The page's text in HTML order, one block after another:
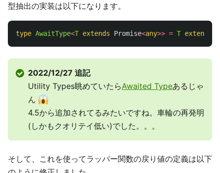
型抽出の実装は以下になります。
type AwaitType<T extends Promise<any>> = T extends
2022/12/27 追記
Utility Types眺めていたらAwaited Typeあるじゃ
ん
4.5から追加されてるみたいですね。車輪の再発明
(しかもクオリテイ低い)でした。。。
そして、これを使ってラッパー関数の戻り値の定義は以下